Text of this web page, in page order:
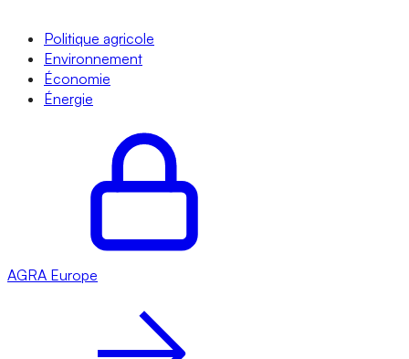
Politique agricole
Environnement
Économie
Énergie
AGRA Europe